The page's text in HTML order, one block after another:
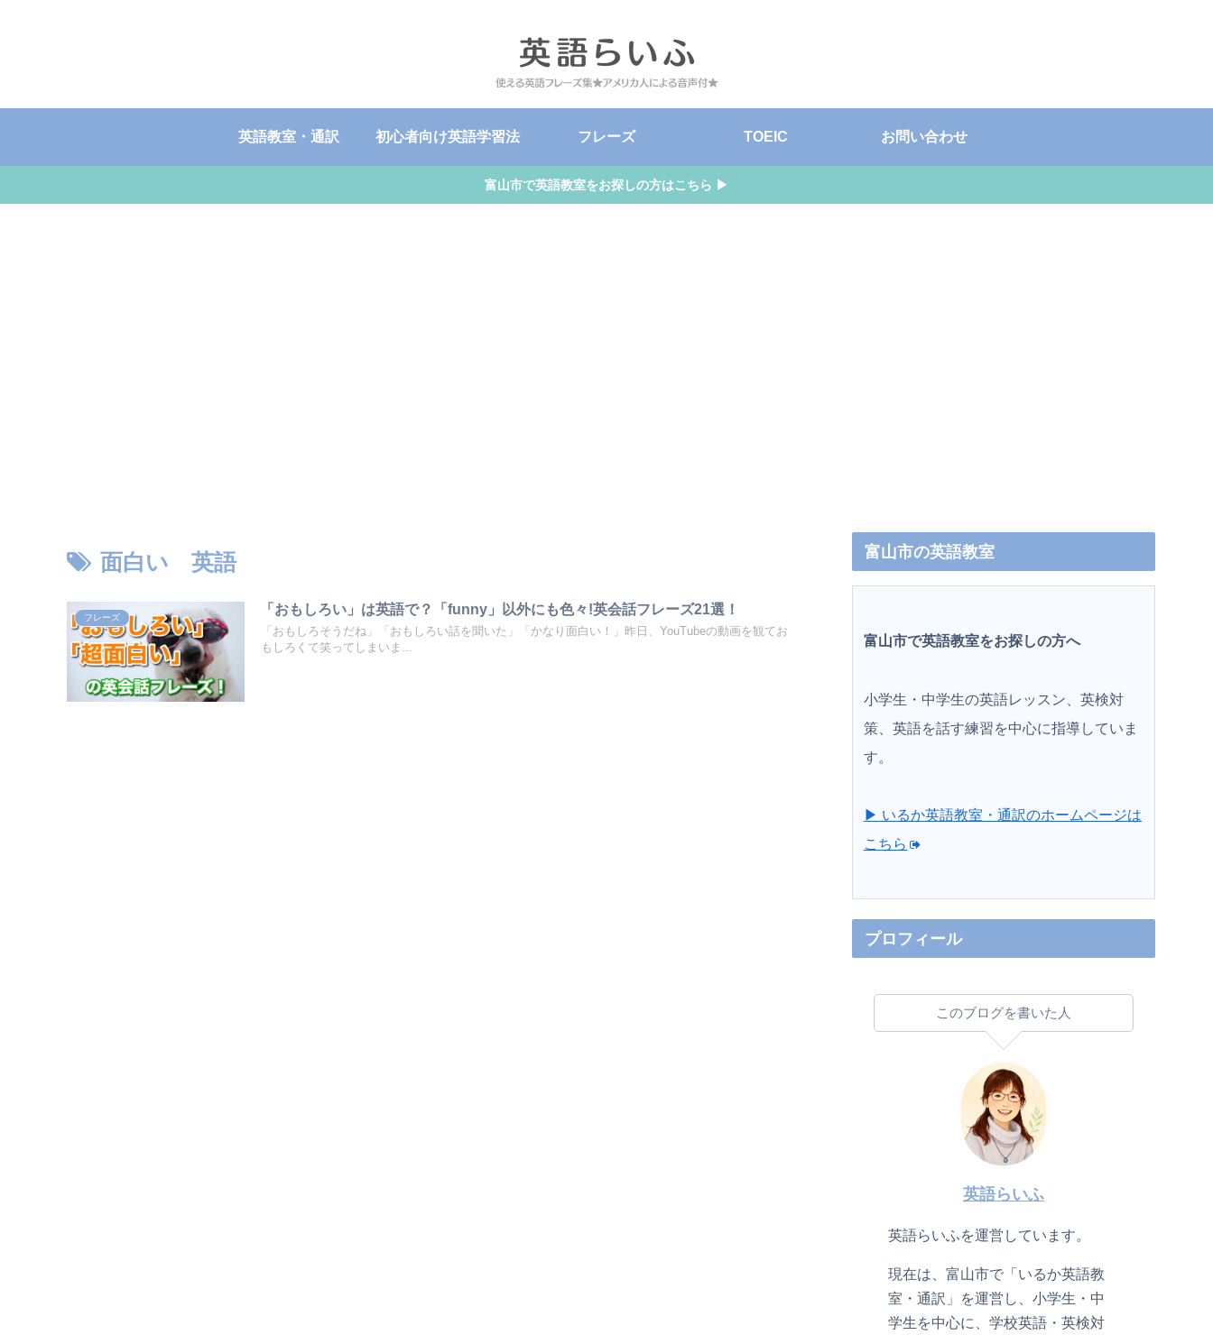
英語教室・通訳 初心者向け英語学習法 フレーズ TOEIC お問い合わせ
富山市で英語教室をお探しの方はこちら ▶
面白い 英語
フレーズ
「おもしろい」は英語で？「funny」以外にも色々!英会話フレーズ21選！
「おもしろそうだね」「おもしろい話を聞いた」「かなり面白い！」昨日、YouTubeの動画を観てお
もしろくて笑ってしまいま...
富山市の英語教室
富山市で英語教室をお探しの方へ
小学生・中学生の英語レッスン、英検対
策、英語を話す練習を中心に指導していま
す。
▶ いるか英語教室・通訳のホームページは
こちら
プロフィール
このブログを書いた人
英語らいふ
英語らいふを運営しています。
現在は、富山市で「いるか英語教
室・通訳」を運営し、小学生・中
学生を中心に、学校英語・英検対